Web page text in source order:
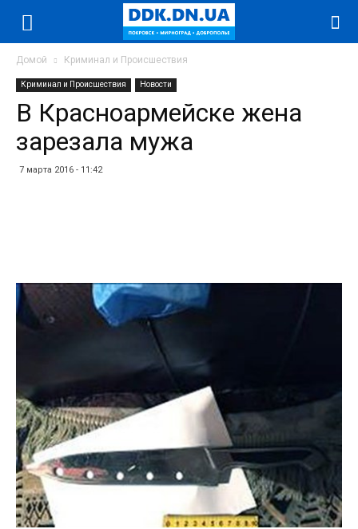
Домой Криминал и Происшествия
Криминал и Происшествия Новости
В Красноармейске жена
зарезала мужа
7 марта 2016 - 11:42